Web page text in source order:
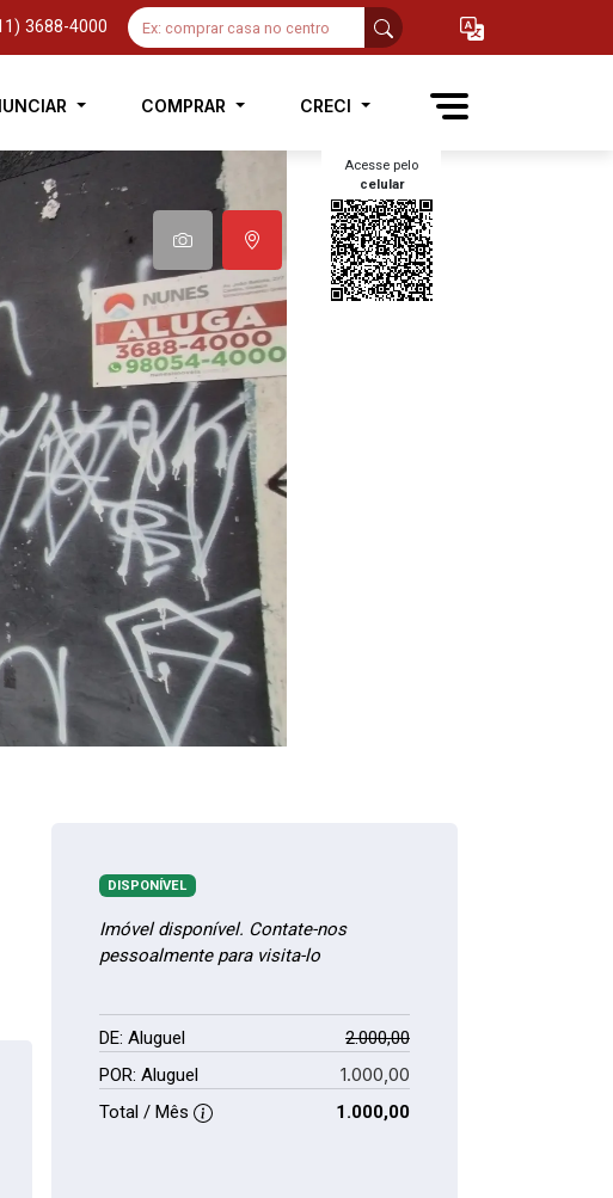
3688-4000
COMPRAR CRECI
Acesse pelo
celular
DISPONÍVEL
Imóvel disponível. Contate-nos
pessoalmente para visita-lo
DE: Aluguel
2.000,00
POR: Aluguel
1.000,00
Total / Mês 1.000,00